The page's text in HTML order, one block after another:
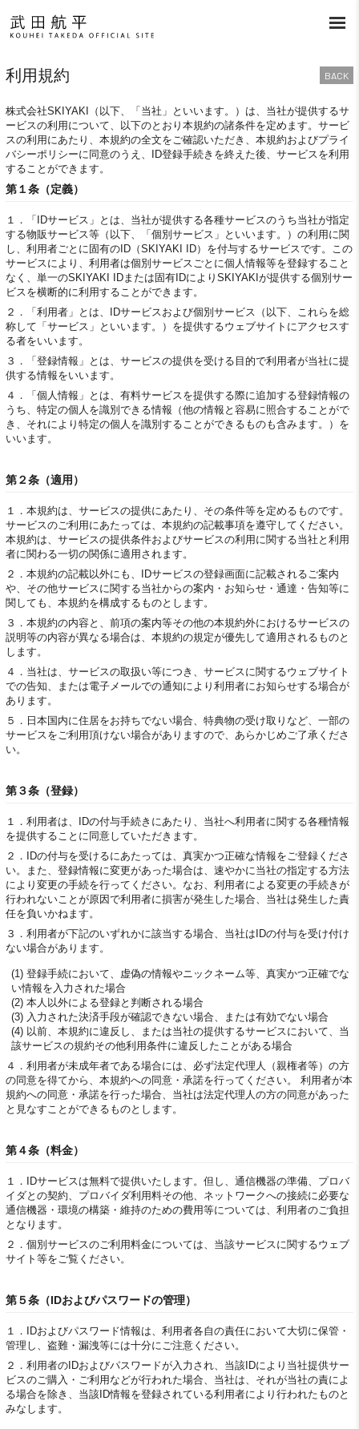
利用規約 BACK
株式会社SKIYAKI（以下、「当社」といいます。）は、当社が提供するサ
ービスの利用について、以下のとおり本規約の諸条件を定めます。サービ
スの利用にあたり、本規約の全文をご確認いただき、本規約およびプライ
バシーポリシーに同意のうえ、ID登録手続きを終えた後、サービスを利用
することができます。
第１条（定義）
１．
「IDサービス」とは、当社が提供する各種サービスのうち当社が指定
する物販サービス等（以下、「個別サービス」といいます。）の利用に関
し、利用者ごとに固有のID（SKIYAKI ID）を付与するサービスです。この
サービスにより、利用者は個別サービスごとに個人情報等を登録すること
なく、単一のSKIYAKI IDまたは固有IDによりSKIYAKIが提供する個別サー
ビスを横断的に利用することができます。
２．
「利用者」とは、IDサービスおよび個別サービス（以下、これらを総
称して「サービス」といいます。）を提供するウェブサイトにアクセスす
る者をいいます。
３．
「登録情報」とは、サービスの提供を受ける目的で利用者が当社に提
供する情報をいいます。
４．
「個人情報」とは、有料サービスを提供する際に追加する登録情報の
うち、特定の個人を識別できる情報（他の情報と容易に照合することがで
き、それにより特定の個人を識別することができるものも含みます。）を
いいます。
第２条（適用）
１． 本規約は、サービスの提供にあたり、その条件等を定めるものです。
サービスのご利用にあたっては、本規約の記載事項を遵守してください。
本規約は、サービスの提供条件およびサービスの利用に関する当社と利用
者に関わる一切の関係に適用されます。
２． 本規約の記載以外にも、IDサービスの登録画面に記載されるご案内
や、その他サービスに関する当社からの案内・お知らせ・通達・告知等に
関しても、本規約を構成するものとします。
３． 本規約の内容と、前項の案内等その他の本規約外におけるサービスの
説明等の内容が異なる場合は、本規約の規定が優先して適用されるものと
します。
４． 当社は、サービスの取扱い等につき、サービスに関するウェブサイト
での告知、または電子メールでの通知により利用者にお知らせする場合が
あります。
５． 日本国内に住居をお持ちでない場合、特典物の受け取りなど、一部の
サービスをご利用頂けない場合がありますので、あらかじめご了承くださ
い。
第３条（登録）
１． 利用者は、IDの付与手続きにあたり、当社へ利用者に関する各種情報
を提供することに同意していただきます。
２．
IDの付与を受けるにあたっては、真実かつ正確な情報をご登録くださ
い。また、登録情報に変更があった場合は、速やかに当社の指定する方法
により変更の手続を行ってください。なお、利用者による変更の手続きが
行われないことが原因で利用者に損害が発生した場合、当社は発生した責
任を負いかねます。
３． 利用者が下記のいずれかに該当する場合、当社はIDの付与を受け付け
ない場合があります。
(1) 登録手続において、虚偽の情報やニックネーム等、真実かつ正確でな
い情報を入力された場合
(2) 本人以外による登録と判断される場合
(3) 入力された決済手段が確認できない場合、または有効でない場合
(4) 以前、本規約に違反し、または当社の提供するサービスにおいて、当
該サービスの規約その他利用条件に違反したことがある場合
４． 利用者が未成年者である場合には、必ず法定代理人（親権者等）の方
の同意を得てから、本規約への同意・承諾を行ってください。 利用者が本
規約への同意・承諾を行った場合、当社は法定代理人の方の同意があった
と見なすことができるものとします。
第４条（料金）
１．
IDサービスは無料で提供いたします。但し、通信機器の準備、プロバ
イダとの契約、プロバイダ利用料その他、ネットワークへの接続に必要な
通信機器・環境の構築・維持のための費用等については、利用者のご負担
となります。
２． 個別サービスのご利用料金については、当該サービスに関するウェブ
サイト等をご覧ください。
第５条（IDおよびパスワードの管理）
１．
IDおよびパスワード情報は、利用者各自の責任において大切に保管・
管理し、盗難・漏洩等には十分にご注意ください。
２． 利用者のIDおよびパスワードが入力され、当該IDにより当社提供サー
ビスのご購入・ご利用などが行われた場合、当社は、それが当社の責によ
る場合を除き、当該ID情報を登録されている利用者により行われたものと
みなします。